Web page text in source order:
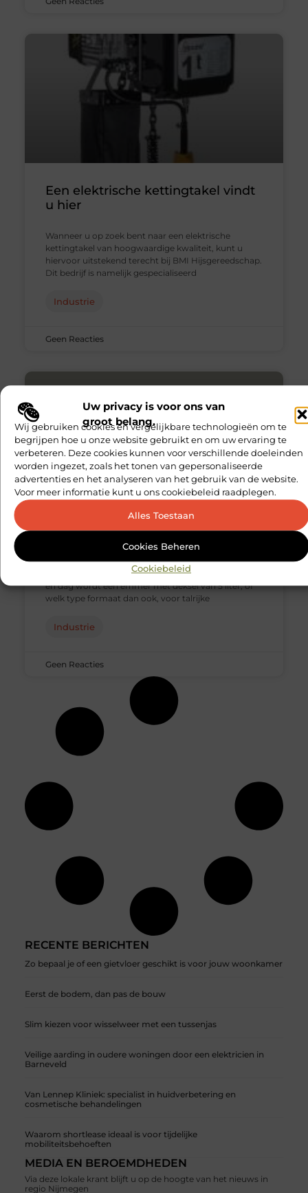
Uw privacy is voor ons van
groot belang.
Wij gebruiken cookies en vergelijkbare technologieën om te
begrijpen hoe u onze website gebruikt en om uw ervaring te
verbeteren. Deze cookies kunnen voor verschillende doeleinden
worden ingezet, zoals het tonen van gepersonaliseerde
advertenties en het analyseren van het gebruik van de website.
Voor meer informatie kunt u ons cookiebeleid raadplegen.
Alles Toestaan
Cookies Beheren
Cookiebeleid
RECENTE BERICHTEN
Zo bepaal je of een gietvloer geschikt is voor jouw woonkamer
Eerst de bodem, dan pas de bouw
Slim kiezen voor wisselweer met een tussenjas
Veilige aarding in oudere woningen door een elektricien in
Barneveld
Van Lennep Kliniek: specialist in huidverbetering en
cosmetische behandelingen
Waarom shortlease ideaal is voor tijdelijke
mobiliteitsbehoeften
MEDIA EN BEROEMDHEDEN
Via deze lokale krant blijft u op de hoogte van het nieuws in
regio Nijmegen
Een elektrische kettingtakel vindt
u hier
Wanneer u op zoek bent naar een elektrische
kettingtakel van hoogwaardige kwaliteit, kunt u
hiervoor uitstekend terecht bij BMI Hijsgereedschap.
Dit bedrijf is namelijk gespecialiseerd
Industrie
Geen Reacties
Wat heeft een emmer met 5 liter
voor meerwaarde?
Emmers zijn een decenniaoude uitvinding. Sinds jaar
en dag wordt een emmer met deksel van 5 liter, of
welk type formaat dan ook, voor talrijke
Industrie
Geen Reacties